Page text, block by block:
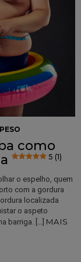
como
5 (1)
o espelho, quem
com a gordura
localizada
o aspeto
barriga. […] MAIS